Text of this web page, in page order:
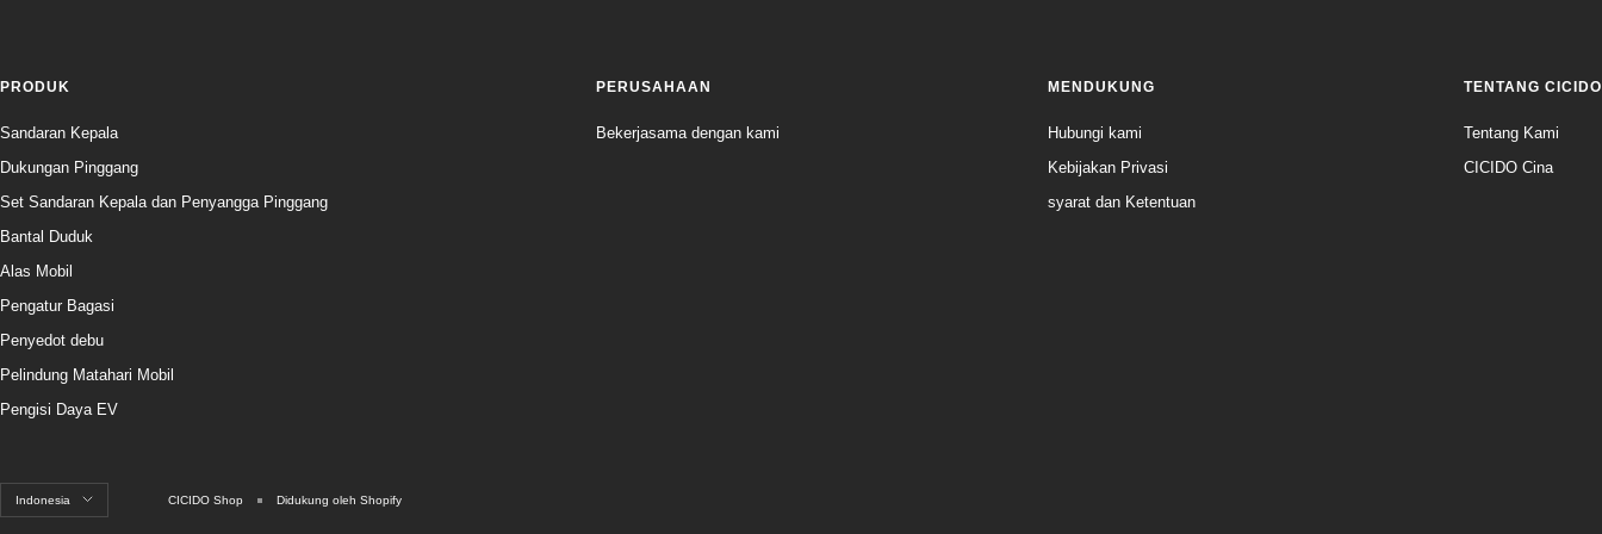
PRODUK
Sandaran Kepala
Dukungan Pinggang
Set Sandaran Kepala dan Penyangga Pinggang
Bantal Duduk
Alas Mobil
Pengatur Bagasi
Penyedot debu
Pelindung Matahari Mobil
Pengisi Daya EV
PERUSAHAAN
Bekerjasama dengan kami
MENDUKUNG
Hubungi kami
Kebijakan Privasi
syarat dan Ketentuan
TENTANG CICIDO
Tentang Kami
CICIDO Cina
Bahasa
Indonesia CICIDO Shop Didukung oleh Shopify